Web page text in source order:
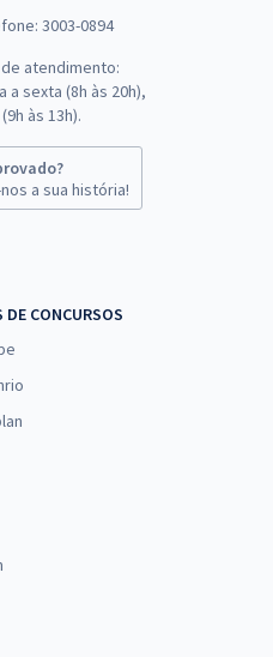
(-20%)
R$ 319,92à vista
ou 12x de
26,66
(-20%)
3003-0894
atendimento:
a sexta (8h às 20h),
às 13h).
a sua história!
DE CONCURSOS